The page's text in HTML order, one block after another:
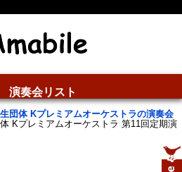
演奏会リスト
団体 Kプレミアムオーケストラの演奏会
Kプレミアムオーケストラ 第11回定期演